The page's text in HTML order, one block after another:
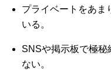
プライベートをあま
いる。
SNSや掲示板で極秘
ない。